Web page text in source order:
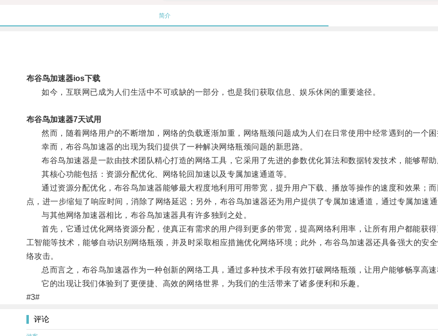
简介
布谷鸟加速器ios下载
如今，互联网已成为人们生活中不可或缺的一部分，也是我们获取信息、娱乐休闲的重要途径。
布谷鸟加速器7天试用
然而，随着网络用户的不断增加，网络的负载逐渐加重，网络瓶颈问题成为人们在日常使用中经常遇到的一个困
幸而，布谷鸟加速器的出现为我们提供了一种解决网络瓶颈问题的新思路。
布谷鸟加速器是一款由技术团队精心打造的网络工具，它采用了先进的参数优化算法和数据转发技术，能够帮助
其核心功能包括：资源分配优化、网络轮回加速以及专属加速通道等。
通过资源分配优化，布谷鸟加速器能够最大程度地利用可用带宽，提升用户下载、播放等操作的速度和效果；
点，进一步缩短了响应时间，消除了网络延迟；另外，布谷鸟加速器还为用户提供了专属加速通道，通过专属加速
与其他网络加速器相比，布谷鸟加速器具有许多独到之处。
首先，它通过优化网络资源分配，使真正有需求的用户得到更多的带宽，提高网络利用率，让所有用户都能获得
工智能等技术，能够自动识别网络瓶颈，并及时采取相应措施优化网络环境；此外，布谷鸟加速器还具备强大的安
络攻击。
总而言之，布谷鸟加速器作为一种创新的网络工具，通过多种技术手段有效打破网络瓶颈，让用户能够畅享高速
它的出现让我们体验到了更便捷、高效的网络世界，为我们的生活带来了诸多便利和乐趣。
#3#
评论